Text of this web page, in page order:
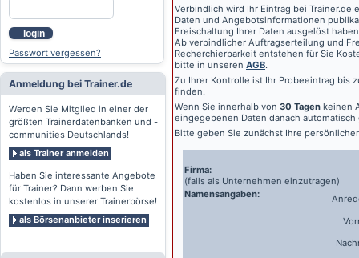
login
Passwort vergessen?
Anmeldung bei Trainer.de
Werden Sie Mitglied in einer der
größten Trainerdatenbanken und -
communities Deutschlands!
als Trainer anmelden
Haben Sie interessante Angebote
für Trainer? Dann werben Sie
kostenlos in unserer Trainerbörse!
als Börsenanbieter inserieren
Verbindlich wird Ihr Eintrag bei Trainer.de
Daten und Angebotsinformationen
Freischaltung Ihrer Daten ausgelöst
Ab verbindlicher Auftragserteilung und
Recherchierbarkeit entstehen für Sie
bitte in unseren AGB.
Zu Ihrer Kontrolle ist Ihr Probeeintrag bis
finden.
Wenn Sie innerhalb von 30 Tagen keinen
eingegebenen Daten danach automatisch
Bitte geben Sie zunächst Ihre
Firma:
(falls als Unternehmen einzutragen)
Namensangaben: